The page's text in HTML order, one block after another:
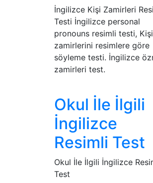
İngilizce Kişi Zamirleri
Testi İngilizce personal
pronouns resimli testi, Kişi
zamirlerini resimlere göre
söyleme testi. İngilizce
zamirleri test.
Okul İle İlgili
İngilizce
Resimli Test
Okul İle İlgili İngilizce
Test